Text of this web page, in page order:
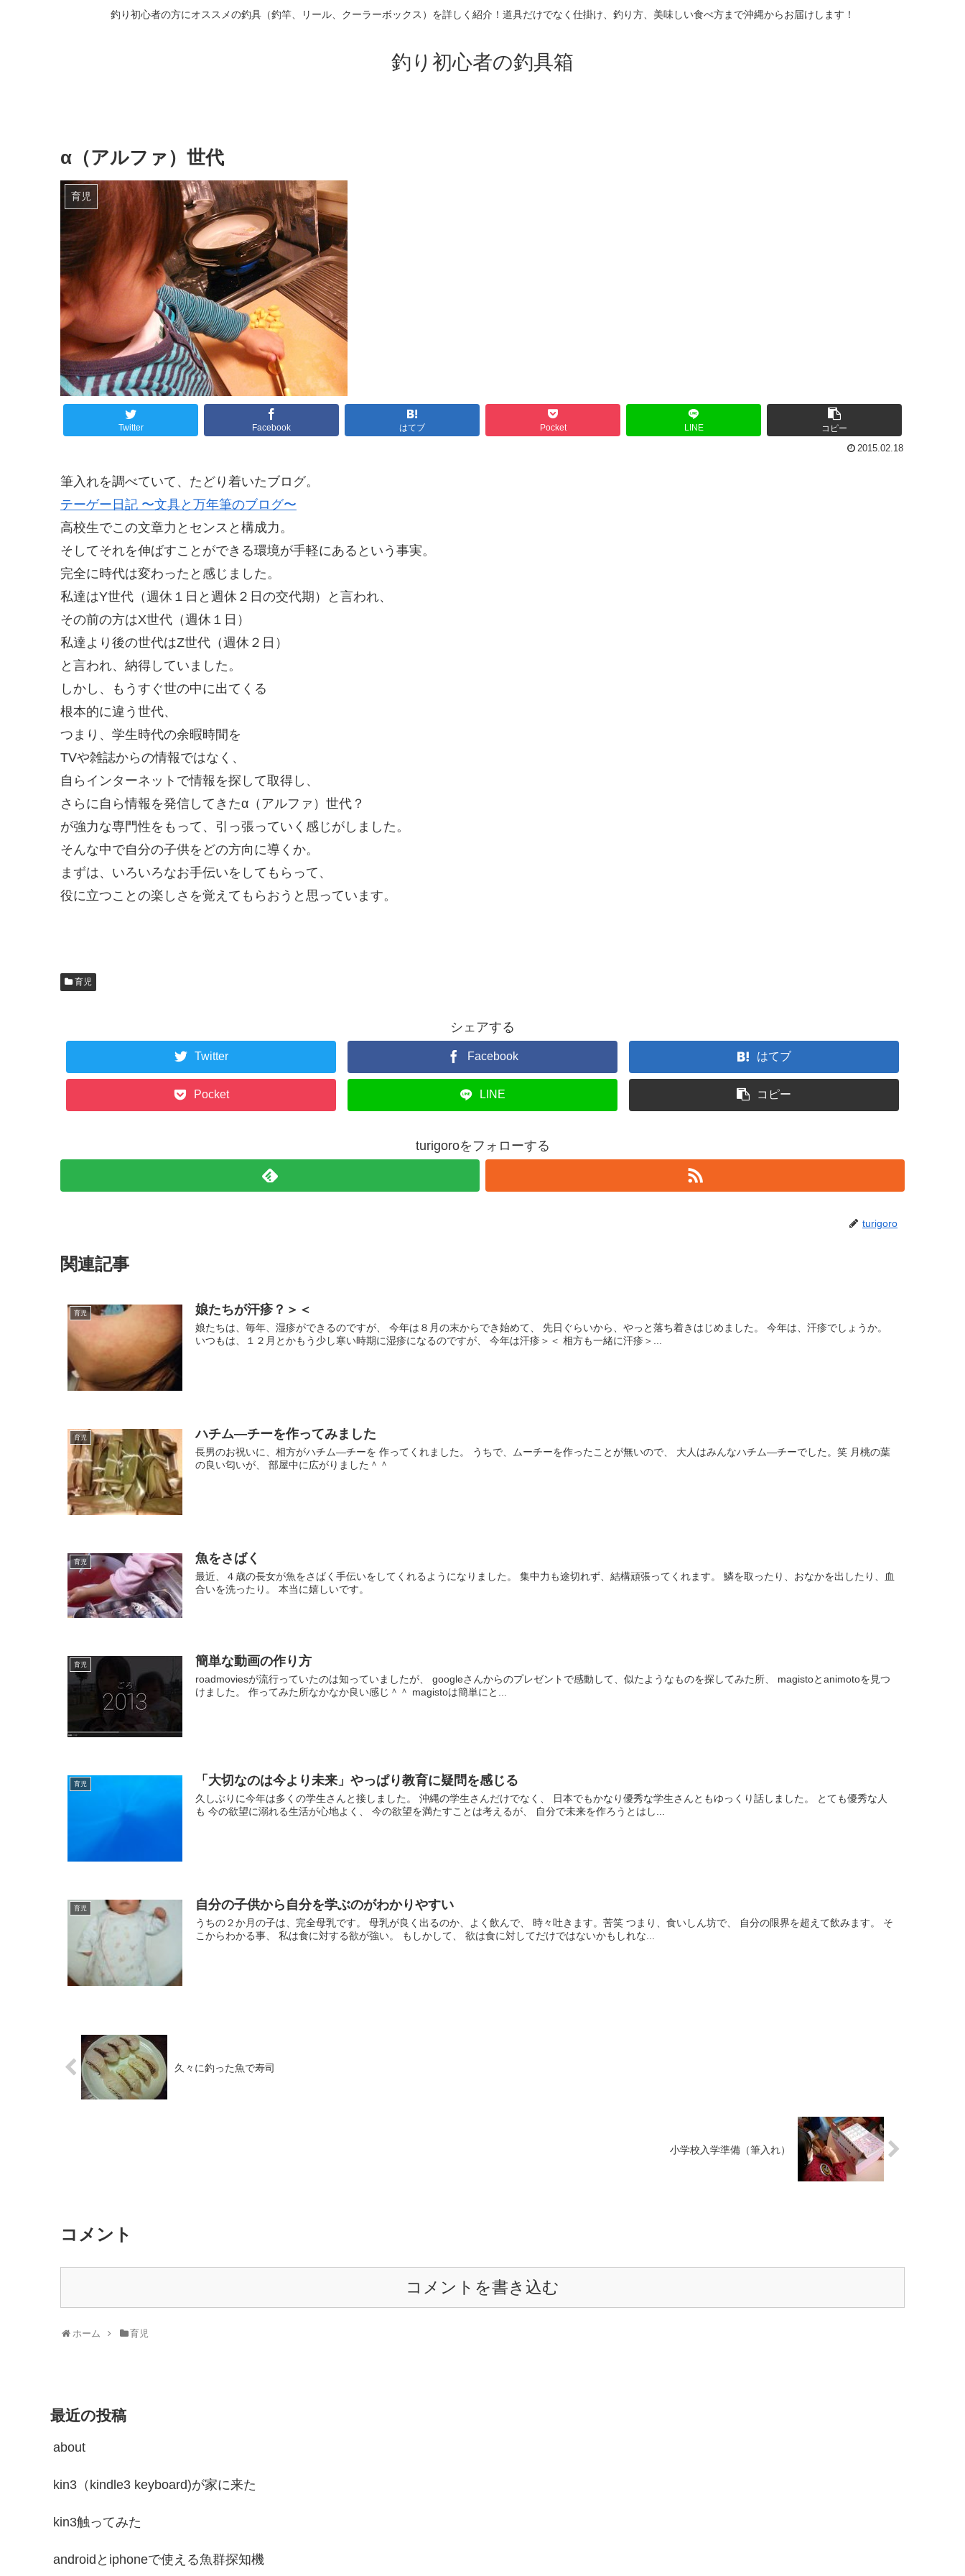
釣り初心者の方にオススメの釣具（釣竿、リール、クーラーボックス）を詳しく紹介！道具だけでなく仕掛け、釣り方、美味しい食べ方まで沖縄からお届けします！
釣り初心者の釣具箱
α（アルファ）世代
育児
Twitter Facebook はてブ Pocket LINE
コピー
2015.02.18
筆入れを調べていて、たどり着いたブログ。
テーゲー日記 〜文具と万年筆のブログ〜
高校生でこの文章力とセンスと構成力。
そしてそれを伸ばすことができる環境が手軽にあるという事実。
完全に時代は変わったと感じました。
私達はY世代（週休１日と週休２日の交代期）と言われ、
その前の方はX世代（週休１日）
私達より後の世代はZ世代（週休２日）
と言われ、納得していました。
しかし、もうすぐ世の中に出てくる
根本的に違う世代、
つまり、学生時代の余暇時間を
TVや雑誌からの情報ではなく、
自らインターネットで情報を探して取得し、
さらに自ら情報を発信してきたα（アルファ）世代？
が強力な専門性をもって、引っ張っていく感じがしました。
そんな中で自分の子供をどの方向に導くか。
まずは、いろいろなお手伝いをしてもらって、
役に立つことの楽しさを覚えてもらおうと思っています。
育児
シェアする
Twitter Facebook はてブ
Pocket LINE コピー
turigoroをフォローする
turigoro
関連記事
育児 娘たちが汗疹？＞＜
娘たちは、毎年、湿疹ができるのですが、 今年は８月の末からでき始めて、 先日ぐらいから、やっと落ち着きはじめました。 今年は、汗疹でしょうか。
いつもは、１２月とかもう少し寒い時期に湿疹になるのですが、 今年は汗疹＞＜ 相方も一緒に汗疹＞...
育児 ハチム―チーを作ってみました
長男のお祝いに、相方がハチム―チーを 作ってくれました。 うちで、ムーチーを作ったことが無いので、 大人はみんなハチム―チーでした。笑 月桃の葉
の良い匂いが、 部屋中に広がりました＾＾
育児 魚をさばく
最近、４歳の長女が魚をさばく手伝いをしてくれるようになりました。 集中力も途切れず、結構頑張ってくれます。 鱗を取ったり、おなかを出したり、血
合いを洗ったり。 本当に嬉しいです。
育児 簡単な動画の作り方
roadmoviesが流行っていたのは知っていましたが、 googleさんからのプレゼントで感動して、似たようなものを探してみた所、 magistoとanimotoを見つ
けました。 作ってみた所なかなか良い感じ＾＾ magistoは簡単にと...
育児 「大切なのは今より未来」やっぱり教育に疑問を感じる
久しぶりに今年は多くの学生さんと接しました。 沖縄の学生さんだけでなく、 日本でもかなり優秀な学生さんともゆっくり話しました。 とても優秀な人
も 今の欲望に溺れる生活が心地よく、 今の欲望を満たすことは考えるが、 自分で未来を作ろうとはし...
育児 自分の子供から自分を学ぶのがわかりやすい
うちの２か月の子は、完全母乳です。 母乳が良く出るのか、よく飲んで、 時々吐きます。苦笑 つまり、食いしん坊で、 自分の限界を超えて飲みます。 そ
こからわかる事、 私は食に対する欲が強い。 もしかして、 欲は食に対してだけではないかもしれな...
久々に釣った魚で寿司
小学校入学準備（筆入れ）
コメント
コメントを書き込む
ホーム 育児
最近の投稿
about
kin3（kindle3 keyboard)が家に来た
kin3触ってみた
androidとiphoneで使える魚群探知機